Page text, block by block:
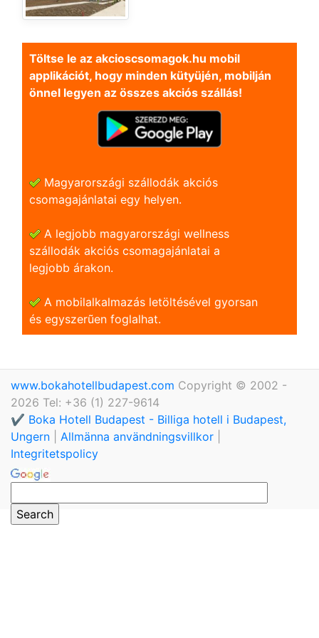
Töltse le az akcioscsomagok.hu mobil
applikációt, hogy minden kütyüjén, mobilján
önnel legyen az összes akciós szállás!
Magyarországi szállodák akciós
csomagajánlatai egy helyen.
A legjobb magyarországi wellness
szállodák akciós csomagajánlatai a
legjobb árakon.
A mobilalkalmazás letöltésével gyorsan
és egyszerũen foglalhat.
www.bokahotellbudapest.com Copyright © 2002 -
2026 Tel: +36 (1) 227-9614
✔️ Boka Hotell Budapest - Billiga hotell i Budapest,
Ungern
Allmänna användningsvillkor
Integritetspolicy